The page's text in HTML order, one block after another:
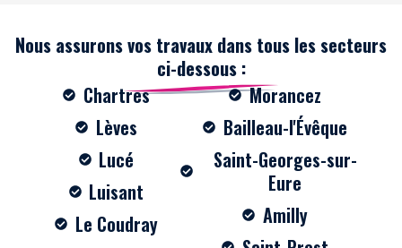
Nous assurons vos travaux dans tous les secteurs
ci-dessous :
Chartres
Lèves
Lucé
Luisant
Le Coudray
Morancez
Bailleau-l'Évêque
Saint-Georges-sur-
Eure
Amilly